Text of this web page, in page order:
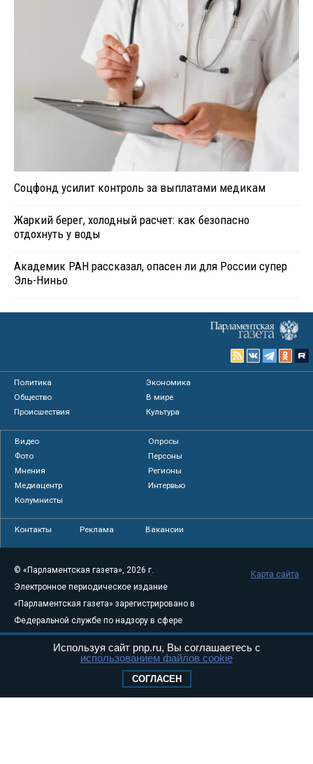
Соцфонд усилит контроль за выплатами медикам
Жаркий берег, холодный расчет: как безопасно
отдохнуть у воды
Академик РАН рассказал, опасен ли для России супер
Эль-Ниньо
Политика
Экономика
Общество
В мире
Происшествия
Культура
Видео
Опросы
Фото
Персоны
Мнения
Регионы
Медиацентр
Интервью
Колумнисты
Контакты Реклама Вакансии
© «Парламентская газета», 2026 г.
Электронное периодическое издание
«Парламентская газета» зарегистрировано в
Федеральной службе по надзору в сфере
связи, информационных технологий и
массовых коммуникаций (Роскомнадзор) 05
Свидетельство о регистрации Эл № ФС77-
Карта сайта
Используя сайт pnp.ru, Вы соглашаетесь с
использованием файлов cookie
СОГЛАСЕН